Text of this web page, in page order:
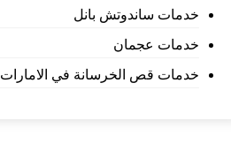
خدمات ساندوتش بانل
خدمات عجمان
خدمات قص الخرسانة في الامارات